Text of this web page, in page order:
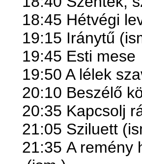
18:45 Hétvégi
19:15 Iránytű
19:45 Esti mese
19:50 A lélek
20:10 Beszélő
20:35 Kapcsolj
21:05 Sziluett
21:35 A remény